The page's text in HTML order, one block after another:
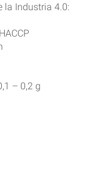
la Industria 4.0:
– 0,2 g